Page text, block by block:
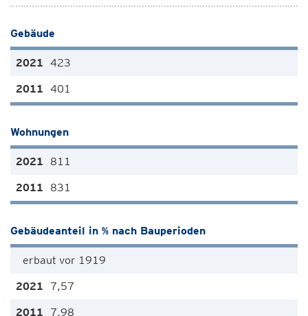
Gebäude
423
401
Wohnungen
811
831
Gebäudeanteil in % nach Bauperioden
erbaut vor 1919
7,57
7,98